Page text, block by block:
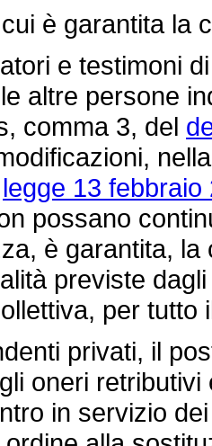
è garantita la
e testimoni
altre persone
comma 3, del
legge 13 febbraio
possano
è garantita,
previste
per
privati, il
oneri
in servizio